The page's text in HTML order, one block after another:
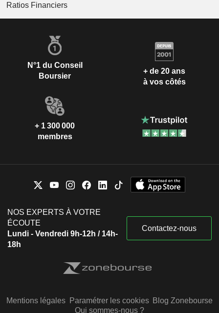
Ratios Financiers
N°1 du Conseil
Boursier
+ de 20 ans
à vos côtés
+ 1 300 000
membres
NOS EXPERTS À VOTRE
ÉCOUTE
Lundi - Vendredi 9h-12h / 14h-
18h
Contactez-nous
Mentions légales Paramétrer les cookies Blog Zonebourse
Qui sommes-nous ?